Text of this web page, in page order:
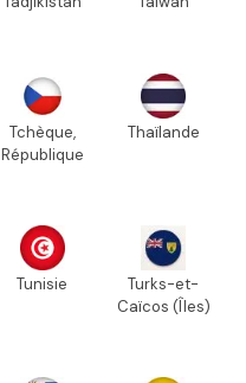
Tchèque,
République
Thaïlande
Tunisie
Turks-et-
Caïcos (Îles)